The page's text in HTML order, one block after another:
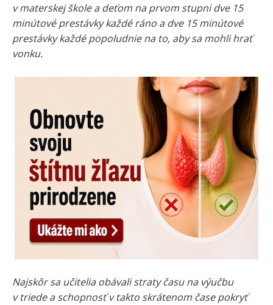
v materskej škole a deťom na prvom stupni dve 15
minútové prestávky každé ráno a dve 15 minútové
prestávky každé popoludnie na to, aby sa mohli hrať
vonku.
Najskôr sa učitelia obávali straty času na výučbu
v triede a schopnosť v takto skrátenom čase pokryť